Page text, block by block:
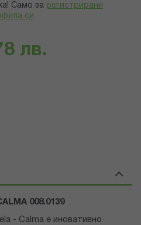
Само за регистрирани
си .
лв.
008.0139
- Calma е иновативно